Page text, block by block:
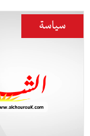
سياسة